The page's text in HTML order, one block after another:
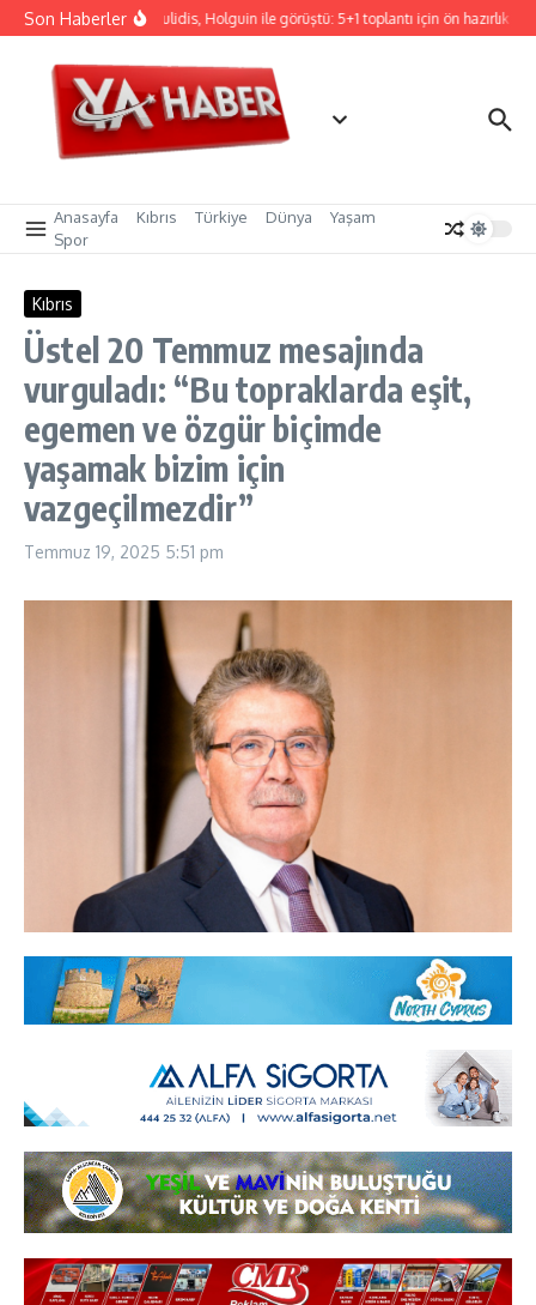
İçeriğe atla
Son HaberlerHristodulidis, Holguin ile görüştü: 5+1 toplantı için ön hazırlık
Anasayfa Kıbrıs Türkiye Dünya
Yaşam
Spor
Kıbrıs
Üstel 20 Temmuz mesajında
vurguladı: “Bu topraklarda eşit,
egemen ve özgür biçimde
yaşamak bizim için
vazgeçilmezdir”
Temmuz 19, 2025 5:51 pm